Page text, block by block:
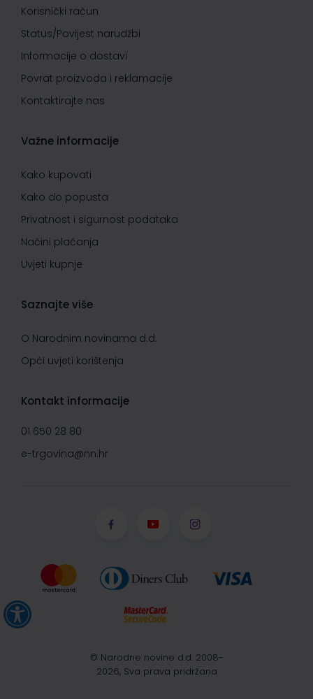
Korisnički račun
Status/Povijest narudžbi
Informacije o dostavi
Povrat proizvoda i reklamacije
Kontaktirajte nas
Važne informacije
Kako kupovati
Kako do popusta
Privatnost i sigurnost podataka
Načini plaćanja
Uvjeti kupnje
Saznajte više
O Narodnim novinama d.d.
Opći uvjeti korištenja
Kontakt informacije
01 650 28 80
e-trgovina@nn.hr
© Narodne novine d.d. 2008-
2026, Sva prava pridržana